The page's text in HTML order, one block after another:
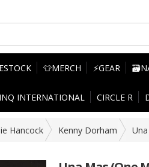
👕MERCH ⚡GEAR
INQ INTERNATIONAL CIRCLE R
Hancock Kenny Dorham